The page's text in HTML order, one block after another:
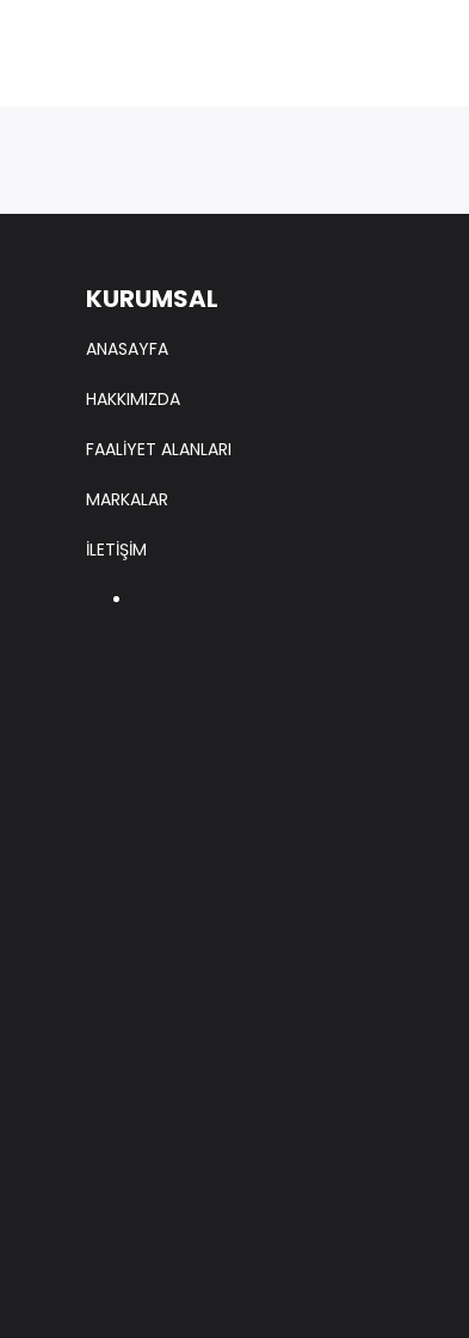
KURUMSAL
ANASAYFA
HAKKIMIZDA
FAALİYET ALANLARI
MARKALAR
İLETİŞİM